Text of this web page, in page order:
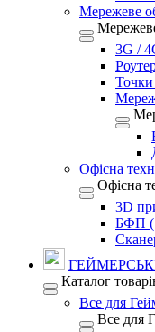
Мережеве
3G /
Точки
Офісна
Офісна
3D
БФП
Каталог
Все для
Все для